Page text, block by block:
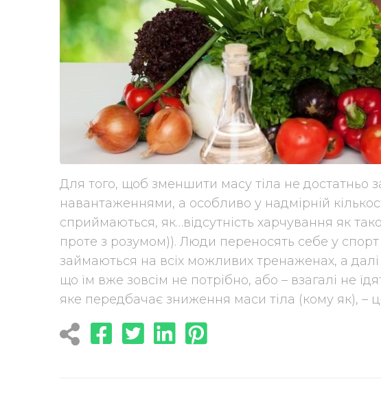
Для того, щоб зменшити масу тіла не достатньо
навантаженнями, а особливо у надмірній
сприймаються, як…відсутність харчування як
проте з розумом)). Люди переносять себе у
займаються на всіх можливих тренаженах, а далі
що їм вже зовсім не потрібно, або – взагалі не
яке передбачає зниження маси тіла (кому як), –